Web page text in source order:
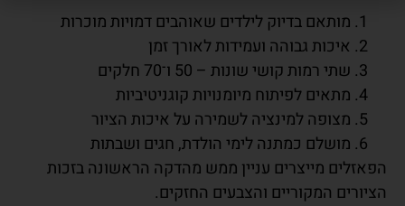
מותאם בדיוק לילדים שאוהבים דמויות מוכרות
איכות גבוהה ועמידות לאורך זמן
שתי רמות קושי שונות – 50 ו־70 חלקים
מתאים לפיתוח מיומנויות קוגניטיביות
מצופה למינציה לשמירה על איכות הציור
מושלם כמתנה לימי הולדת, חגים ושבתות
הפאזלים מייצרים עניין ממש מהדקה הראשונה בזכות
הציורים המקוריים והצבעים החזקים.